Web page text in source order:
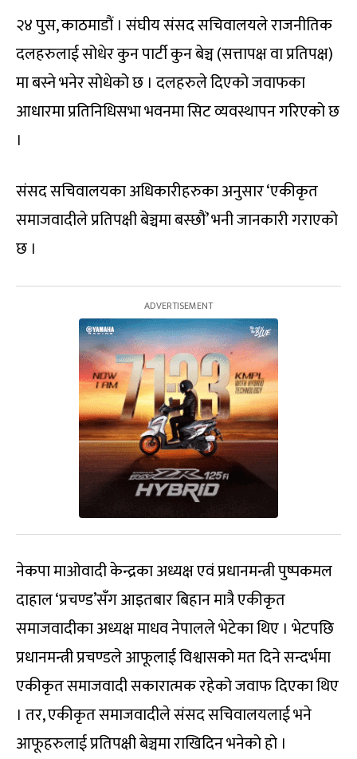
२४ पुस, काठमाडौं । संघीय संसद सचिवालयले राजनीतिक
दलहरुलाई सोधेर कुन पार्टी कुन बेञ्च (सत्तापक्ष वा प्रतिपक्ष)
मा बस्ने भनेर सोधेको छ । दलहरुले दिएको जवाफका
आधारमा प्रतिनिधिसभा भवनमा सिट व्यवस्थापन गरिएको छ
।
संसद सचिवालयका अधिकारीहरुका अनुसार ‘एकीकृत
समाजवादीले प्रतिपक्षी बेञ्चमा बस्छौं’ भनी जानकारी गराएको
छ ।
नेकपा माओवादी केन्द्रका अध्यक्ष एवं प्रधानमन्त्री पुष्पकमल
दाहाल ‘प्रचण्ड’सँग आइतबार बिहान मात्रै एकीकृत
समाजवादीका अध्यक्ष माधव नेपालले भेटेका थिए । भेटपछि
प्रधानमन्त्री प्रचण्डले आफूलाई विश्वासको मत दिने सन्दर्भमा
एकीकृत समाजवादी सकारात्मक रहेको जवाफ दिएका थिए
। तर, एकीकृत समाजवादीले संसद सचिवालयलाई भने
आफूहरुलाई प्रतिपक्षी बेञ्चमा राखिदिन भनेको हो ।